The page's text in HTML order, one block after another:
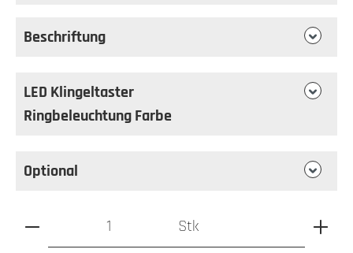
Beschriftung
LED Klingeltaster
Ringbeleuchtung Farbe
Optional
Produkt Anzahl: Gib den gewünschten Wert ein oder
Stk